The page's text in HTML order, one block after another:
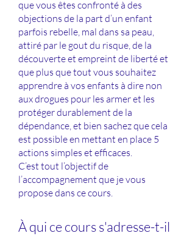
que vous êtes confronté à des
objections de la part d’un enfant
parfois rebelle, mal dans sa peau,
attiré par le gout du risque, de la
découverte et empreint de liberté et
que plus que tout vous souhaitez
apprendre à vos enfants à dire non
aux drogues pour les armer et les
protéger durablement de la
dépendance, et bien sachez que cela
est possible en mettant en place 5
actions simples et efficaces.
C’est tout l’objectif de
l’accompagnement que je vous
propose dans ce cours.
À qui ce cours s'adresse-t-il